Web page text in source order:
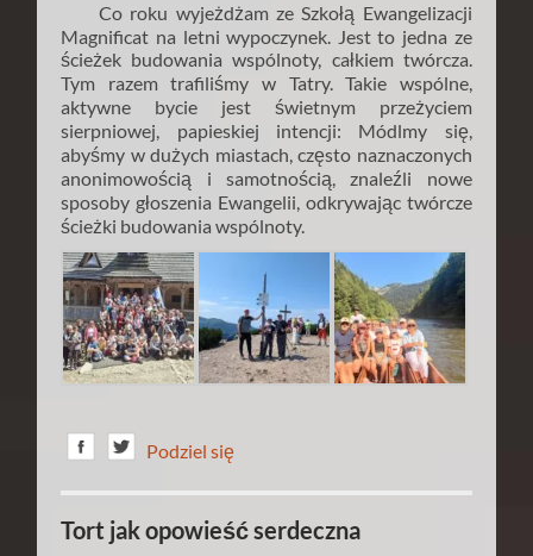
Co roku wyjeżdżam ze Szkołą Ewangelizacji
Magnificat na letni wypoczynek. Jest to jedna ze
ścieżek budowania wspólnoty, całkiem twórcza.
Tym razem trafiliśmy w Tatry. Takie wspólne,
aktywne bycie jest świetnym przeżyciem
sierpniowej, papieskiej intencji: Módlmy się,
abyśmy w dużych miastach, często naznaczonych
anonimowością i samotnością, znaleźli nowe
sposoby głoszenia Ewangelii, odkrywając twórcze
ścieżki budowania wspólnoty.
Podziel się
Tort jak opowieść serdeczna